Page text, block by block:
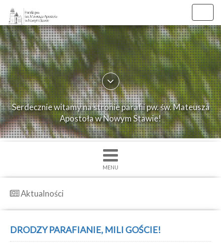
×
Strona
główna
O
parafii
Ogłoszenia
św.
Nabożenstwa
Kancelaria
Serdecznie witamy na stronie parafii pw. św. Mateusza
Apostoła w Nowym Stawie!
MENU
Aktualności
DRODZY PARAFIANIE, MILI GOŚCIE!